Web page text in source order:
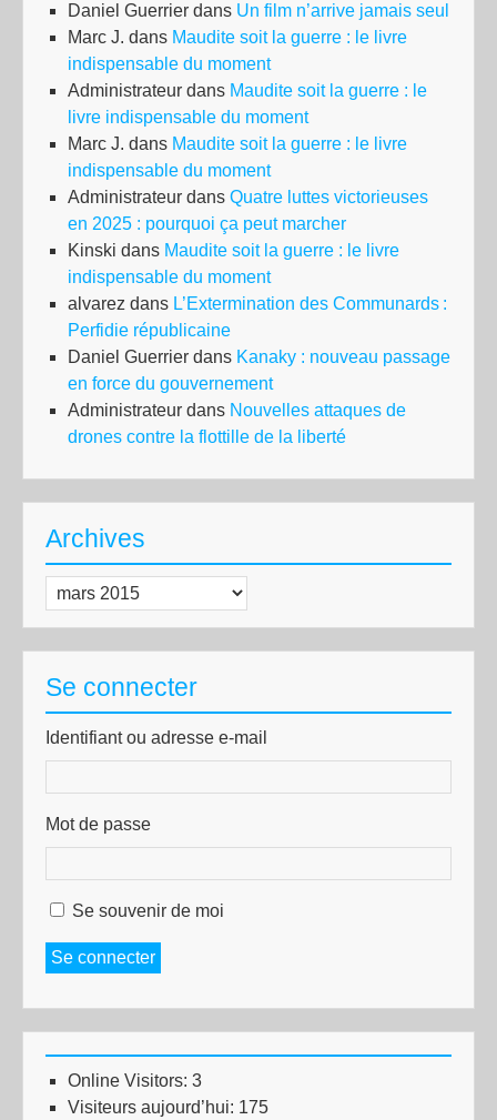
Daniel Guerrier dans Un film n’arrive jamais seul
Marc J. dans Maudite soit la guerre : le livre
indispensable du moment
Administrateur dans Maudite soit la guerre : le
livre indispensable du moment
Marc J. dans Maudite soit la guerre : le livre
indispensable du moment
Administrateur dans Quatre luttes victorieuses
en 2025 : pourquoi ça peut marcher
Kinski dans Maudite soit la guerre : le livre
indispensable du moment
alvarez dans L’Extermination des Communards :
Perfidie républicaine
Daniel Guerrier dans Kanaky : nouveau passage
en force du gouvernement
Administrateur dans Nouvelles attaques de
drones contre la flottille de la liberté
Archives
Archives
Se connecter
Identifiant ou adresse e-mail
Mot de passe
Se souvenir de moi
Se connecter
Online Visitors: 3
Visiteurs aujourd’hui: 175